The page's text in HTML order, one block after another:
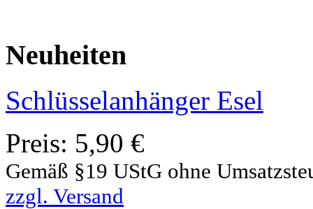
Neuheiten
Schlüsselanhänger Esel
Preis: 5,90 €
Gemäß §19 UStG ohne
zzgl. Versand